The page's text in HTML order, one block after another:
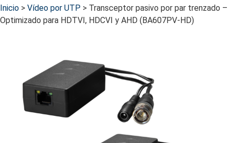
Inicio > Vídeo por UTP > Transceptor pasivo por par trenzado –
Optimizado para HDTVI, HDCVI y AHD (BA607PV-HD)